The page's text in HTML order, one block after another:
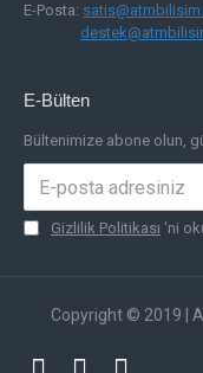
E-Posta:
E-Bülten
Bültenimize abone olun,
Gizlilik Politikası 'ni
Copyright © 2019 |